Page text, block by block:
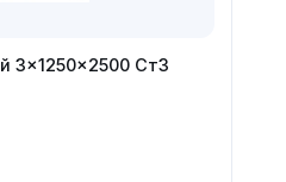
3×1250×2500 Ст3